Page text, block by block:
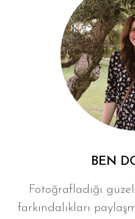
BEN
Fotoğrafladığı
farkındalıkları